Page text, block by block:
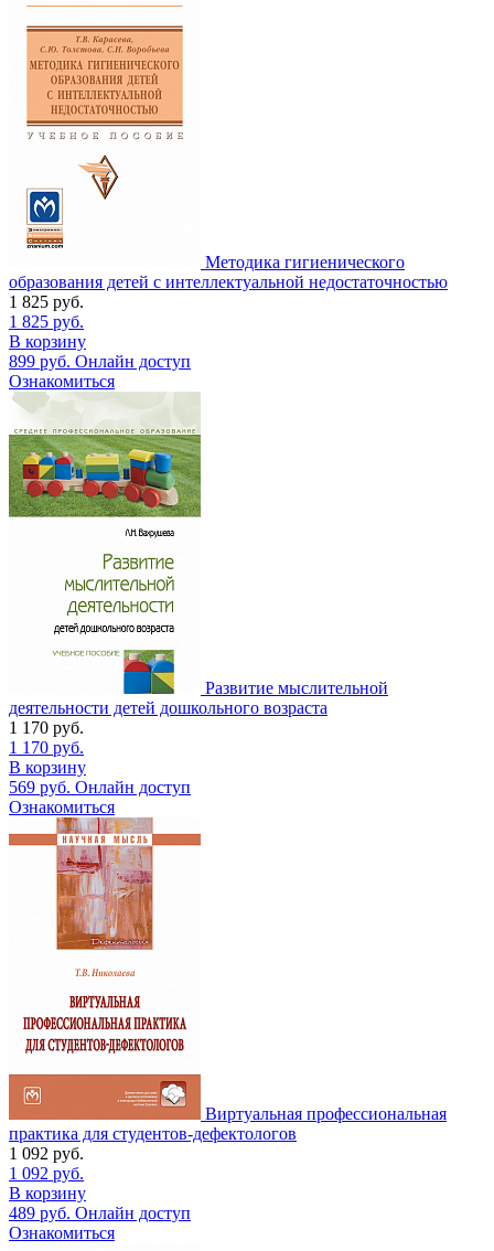
Методика гигиенического
образования детей с интеллектуальной недостаточностью
1 825 руб.
1 825 руб.
В корзину
899 руб. Онлайн доступ
Ознакомиться
Развитие мыслительной
деятельности детей дошкольного возраста
1 170 руб.
1 170 руб.
В корзину
569 руб. Онлайн доступ
Ознакомиться
Виртуальная профессиональная
практика для студентов-дефектологов
1 092 руб.
1 092 руб.
В корзину
489 руб. Онлайн доступ
Ознакомиться